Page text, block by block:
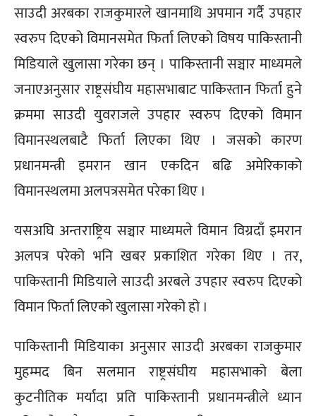
साउदी अरबका राजकुमारले खानमाथि अपमान गर्दै उपहार
स्वरुप दिएको विमानसमेत फिर्ता लिएको विषय पाकिस्तानी
मिडियाले खुलासा गरेका छन् । पाकिस्तानी सञ्चार माध्यमले
जनाएअनुसार राष्ट्रसंघीय महासभाबाट पाकिस्तान फिर्ता हुने
क्रममा साउदी युवराजले उपहार स्वरुप दिएको विमान
विमानस्थलबाटै फिर्ता लिएका थिए । जसको कारण
प्रधानमन्त्री इमरान खान एकदिन बढि अमेरिकाको
विमानस्थलमा अलपत्रसमेत परेका थिए ।
यसअघि अन्तराष्ट्रिय सञ्चार माध्यमले विमान विग्रदाँ इमरान
अलपत्र परेको भनि खबर प्रकाशित गरेका थिए । तर,
पाकिस्तानी मिडियाले साउदी अरबले उपहार स्वरुप दिएको
विमान फिर्ता लिएको खुलासा गरेको हो ।
पाकिस्तानी मिडियाका अनुसार साउदी अरबका राजकुमार
मुहम्मद बिन सलमान राष्ट्रसंघीय महासभाको बेला
कुटनीतिक मर्यादा प्रति पाकिस्तानी प्रधानमन्त्रीले ध्यान